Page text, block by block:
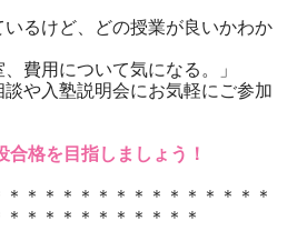
いるけど、どの授業が良いかわか
費用について気になる。」
や入塾説明会にお気軽にご参加
格を目指しましょう！
＊＊＊＊＊＊＊＊＊＊＊＊＊＊
＊＊＊＊＊＊＊＊＊＊